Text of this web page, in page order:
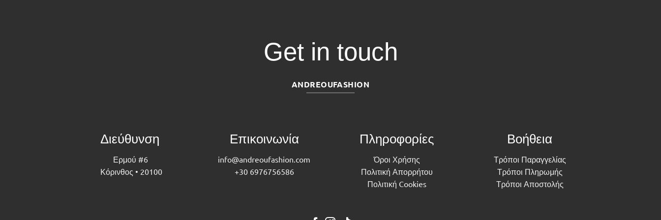
Get in touch
ANDREOUFASHION
Διεύθυνση
Ερμού #6
Κόρινθος • 20100
Επικοινωνία
info@andreoufashion.com
+30 6976756586
Πληροφορίες
Όροι Χρήσης
Πολιτική Απορρήτου
Πολιτική Cookies
Βοήθεια
Τρόποι Παραγγελίας
Τρόποι Πληρωμής
Τρόποι Αποστολής